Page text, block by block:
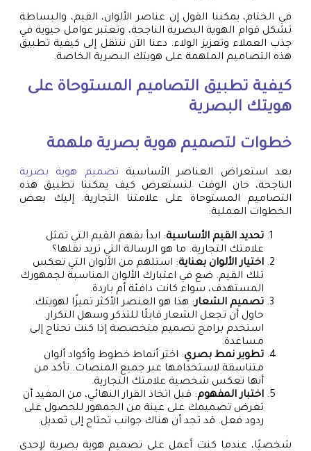
في الختام، يمكننا القول إن عناصر الألوان، القيم، والبساطة
تشكل قوام الهوية البصرية الناجحة، وتعتبر عوامل حيوية في
جذب العملاء وتعزيز الولاء. دعنا الآن ننتقل إلى كيفية تطبيق
هذه التصاميم الملهمة على هويتك البصرية الخاصة.
كيفية تطبيق التصاميم المستوحاة على
هويتك البصرية
خطوات لتصميم هوية بصرية ملهمة
بعد استعراض العناصر الأساسية تصميم هوية بصرية
الناجحة، حان الوقت لنستعرض كيف يمكننا تطبيق هذه
التصاميم المستوحاة على علامتنا التجارية. إليك بعض
الخطوات العملية:
تحديد القيم الأساسية: ابدأ بفهم القيم التي تمثل
علامتك التجارية. ما هو الرسالة التي تريد نقلها؟
اختيار الألوان بعناية: استلهم من الألوان التي تعكس
تلك القيم. ضع في اعتبارك الألوان المناسبة لجمهورك
المستهدف، سواء كانت دافئة أم باردة.
تصميم الشعار: هذا هو العنصر الأكثر تميزًا لهويتك.
حاول أن تجعل الشعار قابلًا للتذكر وسهل التكرار.
استخدم برامج تصميم متخصصة إذا كنت تحتاج إلى
مساعدة.
تطوير نمط بصري: اختر أنماط خطوط وأكواد ألوان
متناسقة لاستخدامها عبر جميع المنصات. تأكد من
أنها تعكس شخصية علامتك التجارية.
اختبار المفهوم: قبل اتخاذ القرار النهائي، من المفيد أن
تعرض تصميمك على عينة من الجمهور للحصول على
ردود فعل. قد تجد أن هناك جوانب تحتاج إلى تعديل.
شخصيًا، عندما كنت أعمل على تصميم هوية بصرية لإحدى